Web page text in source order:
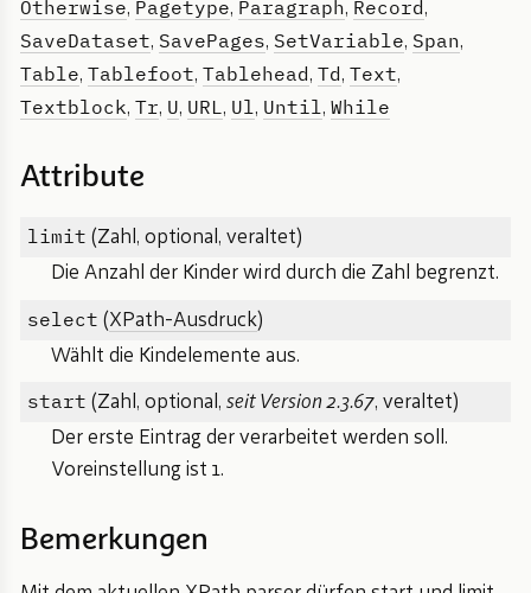
Otherwise, Pagetype, Paragraph, Record,
SaveDataset, SavePages, SetVariable, Span,
Table, Tablefoot, Tablehead, Td, Text,
Textblock, Tr, U, URL , Ul , Until , While
Attribute
limit (Zahl, optional, veraltet)
Die Anzahl der Kinder wird durch die Zahl begrenzt.
select (XPath-Ausdruck)
Wählt die Kindelemente aus.
start (Zahl, optional, seit Version 2.3.67, veraltet)
Der erste Eintrag der verarbeitet werden soll.
Voreinstellung ist 1.
Bemerkungen